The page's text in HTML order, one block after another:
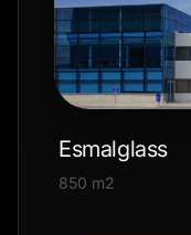
Esmalglass
850 m2